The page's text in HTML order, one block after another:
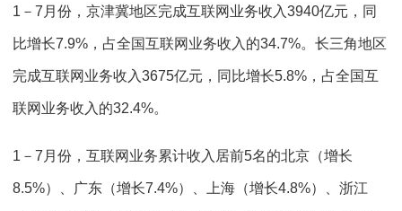
1－7月份，京津冀地区完成互联网业务收入3940亿元，同
比增长7.9%，占全国互联网业务收入的34.7%。长三角地区
完成互联网业务收入3675亿元，同比增长5.8%，占全国互
联网业务收入的32.4%。
1－7月份，互联网业务累计收入居前5名的北京（增长
8.5%）、广东（增长7.4%）、上海（增长4.8%）、浙江